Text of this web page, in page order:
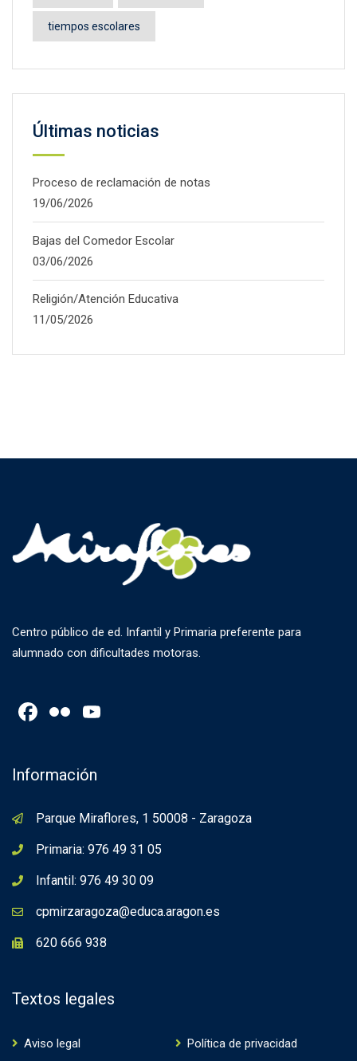
tiempos escolares
Últimas noticias
Proceso de reclamación de notas
19/06/2026
Bajas del Comedor Escolar
03/06/2026
Religión/Atención Educativa
11/05/2026
Centro público de ed. Infantil y Primaria preferente para
alumnado con dificultades motoras.
Facebook
Flickr
Información
Parque Miraflores, 1 50008 - Zaragoza
Primaria: 976 49 31 05
Infantil: 976 49 30 09
cpmirzaragoza@educa.aragon.es
620 666 938
Textos legales
Aviso legal Política de privacidad